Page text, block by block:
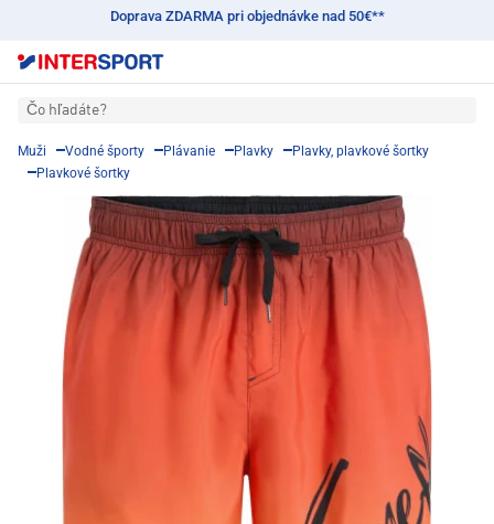
Doprava ZDARMA pri objednávke nad 50€**
Čo hľadáte?
Muži Vodné športy Plávanie Plavky
Plavky, plavkové šortky
Plavkové šortky